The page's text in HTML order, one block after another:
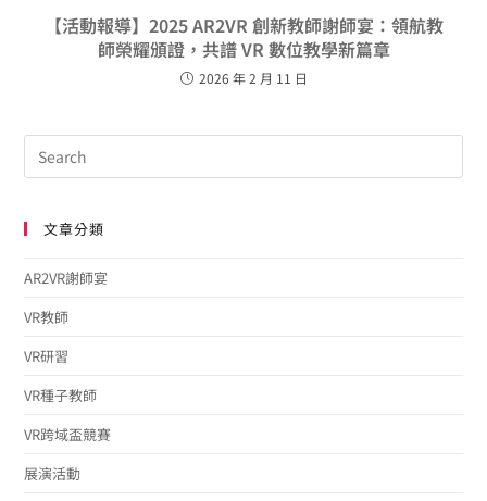
【活動報導】2025 AR2VR 創新教師謝師宴：領航教
師榮耀頒證，共譜 VR 數位教學新篇章
2026 年 2 月 11 日
文章分類
AR2VR謝師宴
VR教師
VR研習
VR種子教師
VR跨域盃競賽
展演活動